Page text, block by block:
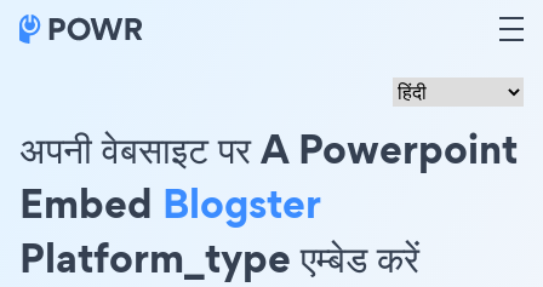
अपनी वेबसाइट पर A Powerpoint
Embed Blogster
Platform_type एम्बेड करें